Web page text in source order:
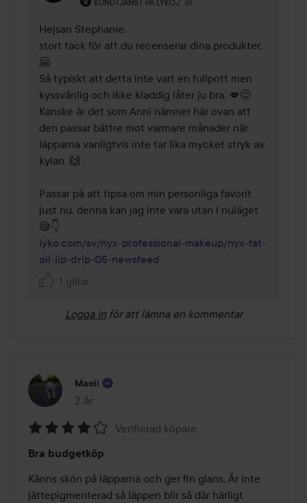
KUNDTJÄNST PÅ LYKO
Hejsan Stephanie,
stort tack för att du recenserar dina produkter.
🤗
Så typiskt att detta inte vart en fullpott men
kyssvänlig och ikke kladdig låter ju bra. 💋😊
Kanske är det som Anni nämner här ovan att
den passar bättre mot varmare månader när
läpparna vanligtvis inte tar lika mycket stryk av
kylan. 🙌
Passar på att tipsa om min personliga favorit
just nu, denna kan jag inte vara utan i nuläget
lyko.com/sv/nyx-professional-makeup/nyx-fat-
oil-lip-drip-05-newsfeed
1 gillar
Logga in för att lämna en kommentar
Maoii
2 år
Inlägget skapades 2 år
4
av
5
Verifierad köpare
Bra budgetköp
Känns skön på läpparna och ger fin glans. Är inte
jättepigmenterad så läppen blir så där härligt